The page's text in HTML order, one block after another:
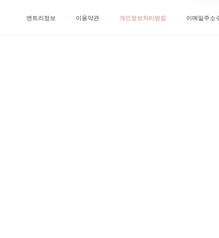
엔트리정보 이용약관 개인정보처리방침 이메일주소